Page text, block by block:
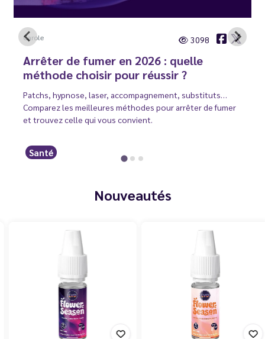
Carole 3098
Arrêter de fumer en 2026 : quelle
méthode choisir pour réussir ?
Patchs, hypnose, laser, accompagnement, substituts…
Comparez les meilleures méthodes pour arrêter de fumer
et trouvez celle qui vous convient.
Santé
Nouveautés